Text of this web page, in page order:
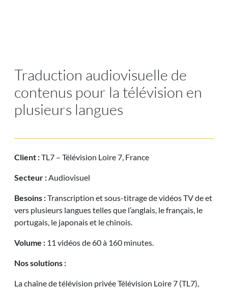
Traduction audiovisuelle de
contenus pour la télévision en
plusieurs langues
Client :TL7 – Télévision Loire 7, France
Secteur :Audiovisuel
Besoins :Transcription et sous-titrage de vidéos TV de et
vers plusieurs langues telles que l’anglais, le français, le
portugais, le japonais et le chinois.
Volume : 11 vidéos de 60 à 160 minutes.
Nos solutions :
La chaîne de télévision privée Télévision Loire 7 (TL7),